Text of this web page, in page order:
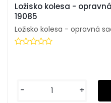
Ložisko kolesa - opravná
19085
Ložisko kolesa - opravná
- +